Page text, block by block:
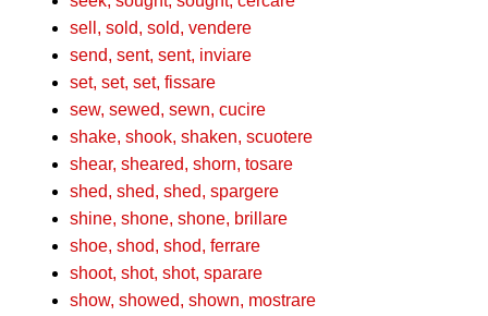
sell, sold, sold, vendere
send, sent, sent, inviare
set, set, set, fissare
sew, sewed, sewn, cucire
shake, shook, shaken, scuotere
shear, sheared, shorn, tosare
shed, shed, shed, spargere
shine, shone, shone, brillare
shoe, shod, shod, ferrare
shoot, shot, shot, sparare
show, showed, shown, mostrare